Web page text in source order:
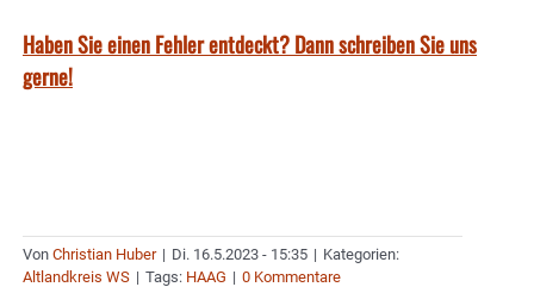
Haben Sie einen Fehler entdeckt? Dann schreiben Sie uns
gerne!
Von Christian Huber | Di. 16.5.2023 - 15:35 | Kategorien:
Altlandkreis WS | Tags: HAAG | 0 Kommentare